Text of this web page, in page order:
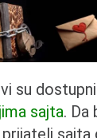
su
sajta. Da
sajta